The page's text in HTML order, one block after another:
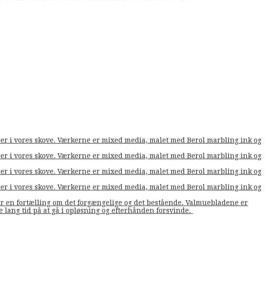
i vores skove. Værkerne er mixed media, malet med Berol marbling ink og
i vores skove. Værkerne er mixed media, malet med Berol marbling ink og
i vores skove. Værkerne er mixed media, malet med Berol marbling ink og
i vores skove. Værkerne er mixed media, malet med Berol marbling ink og
en fortælling om det forgængelige og det bestående. Valmuebladene er
tid på at gå i opløsning og efterhånden forsvinde.